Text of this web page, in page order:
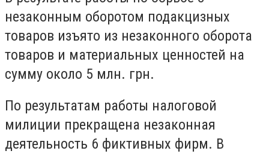
незаконным оборотом подакцизных
товаров изъято из незаконного оборота
товаров и материальных ценностей на
сумму около 5 млн. грн.
По результатам работы налоговой
милиции прекращена незаконная
деятельность 6 фиктивных фирм. В